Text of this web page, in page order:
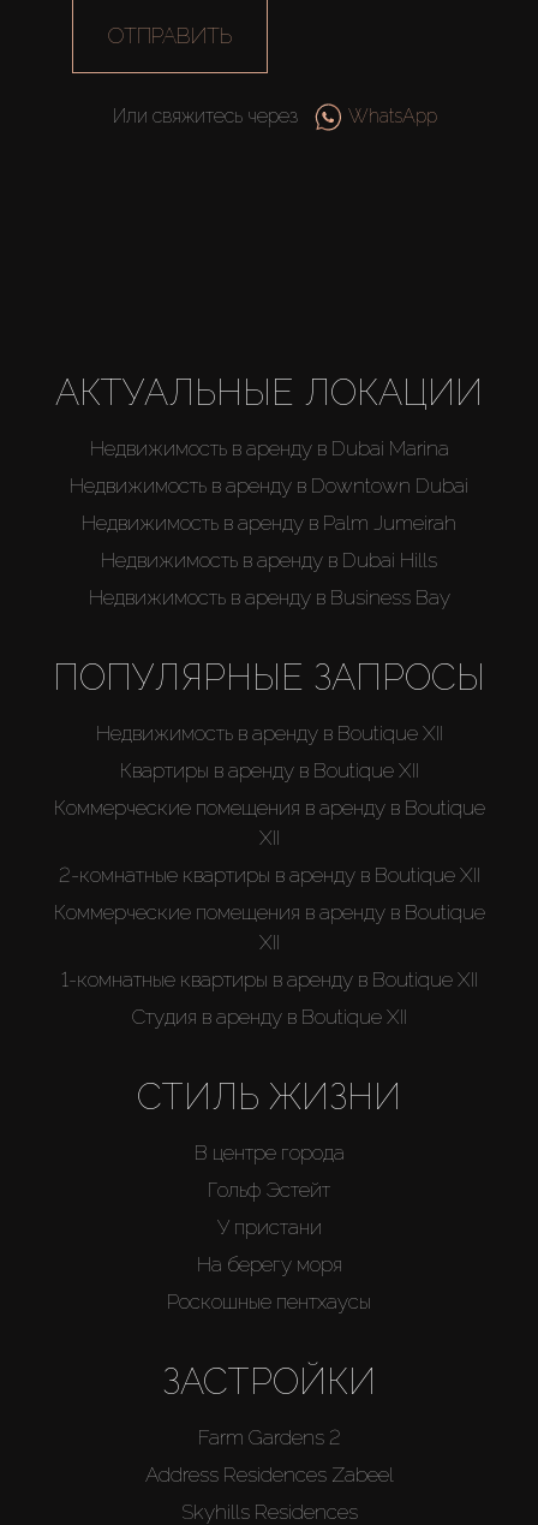
КаталогиОТПРАВИТЬ
Или свяжитесь через WhatsApp
АКТУАЛЬНЫЕ ЛОКАЦИИ
Недвижимость в аренду в Dubai Marina
Недвижимость в аренду в Downtown Dubai
Недвижимость в аренду в Palm Jumeirah
Недвижимость в аренду в Dubai Hills
Недвижимость в аренду в Business Bay
ПОПУЛЯРНЫЕ ЗАПРОСЫ
Недвижимость в аренду в Boutique XII
Квартиры в аренду в Boutique XII
Коммерческие помещения в аренду в Boutique
XII
2-комнатные квартиры в аренду в Boutique XII
Коммерческие помещения в аренду в Boutique
XII
1-комнатные квартиры в аренду в Boutique XII
Студия в аренду в Boutique XII
СТИЛЬ ЖИЗНИ
В центре города
Гольф Эстейт
У пристани
На берегу моря
Роскошные пентхаусы
ЗАСТРОЙКИ
Farm Gardens 2
Address Residences Zabeel
Skyhills Residences